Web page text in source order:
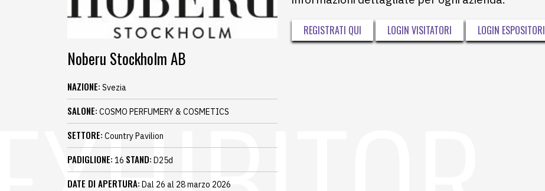
Noberu Stockholm AB
NAZIONE: Svezia
SALONE: COSMO PERFUMERY & COSMETICS
SETTORE: Country Pavilion
PADIGLIONE: 16 STAND: D25d
DATE DI APERTURA: Dal 26 al 28 marzo 2026
REGISTRATI QUI LOGIN VISITATORI LOGIN ESPOSITORI